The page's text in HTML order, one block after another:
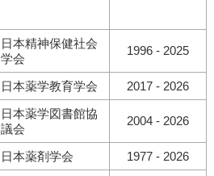
日本精神保健社会
学会
1996 - 2025
日本薬学教育学会 2017 - 2026
日本薬学図書館協
議会
2004 - 2026
日本薬剤学会
1977 - 2026